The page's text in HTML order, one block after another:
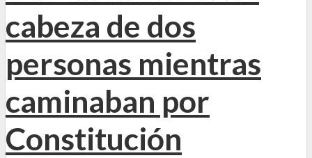
cabeza de dos
personas mientras
caminaban por
Constitución